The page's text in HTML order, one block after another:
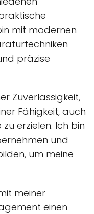
mit modernen
präzise
Zuverlässigkeit,
Fähigkeit, auch
erzielen. Ich bin
und
um meine
meiner
einen